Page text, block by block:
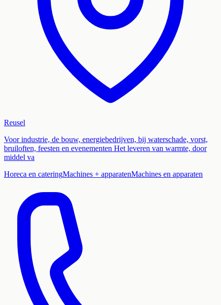
Reusel
Voor industrie, de bouw, energiebedrijven, bij waterschade, vorst,
bruiloften, feesten en evenementen Het leveren van warmte, door
middel va
Horeca en cateringMachines + apparatenMachines en apparaten